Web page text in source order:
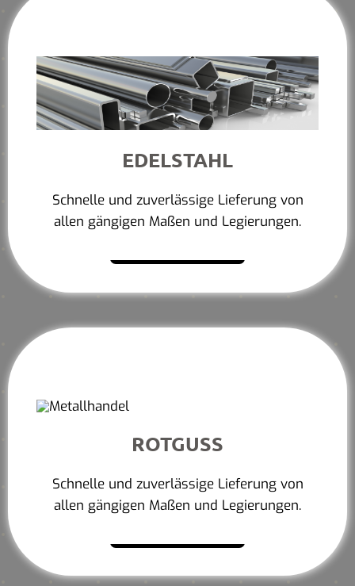
EDELSTAHL
Schnelle und zuverlässige Lieferung von
allen gängigen Maßen und Legierungen.
ROTGUSS
Schnelle und zuverlässige Lieferung von
allen gängigen Maßen und Legierungen.